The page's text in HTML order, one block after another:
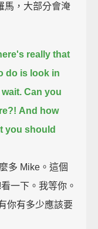
馬，大部分會淹
really that
do is look in
Can you
And how
you should
多 Mike。這個
一下。我等你。
你有多少應該要